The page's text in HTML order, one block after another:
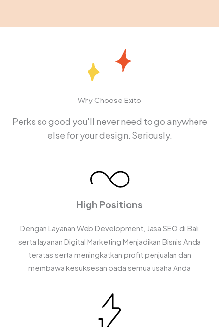
Why Choose Exito
Perks so good you'll never need to go anywhere
else for your design. Seriously.
High Positions
Dengan Layanan Web Development, Jasa SEO di Bali
serta layanan Digital Marketing Menjadikan Bisnis Anda
teratas serta meningkatkan profit penjualan dan
membawa kesuksesan pada semua usaha Anda